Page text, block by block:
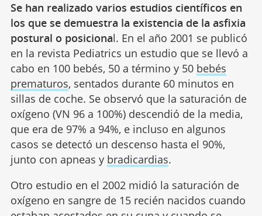
Se han realizado varios estudios científicos en
los que se demuestra la existencia de la asfixia
postural o posicional. En el año 2001 se publicó
en la revista Pediatrics un estudio que se llevó a
cabo en 100 bebés, 50 a término y 50 bebés
prematuros, sentados durante 60 minutos en
sillas de coche. Se observó que la saturación de
oxígeno (VN 96 a 100%) descendió de la media,
que era de 97% a 94%, e incluso en algunos
casos se detectó un descenso hasta el 90%,
junto con apneas y bradicardias.
Otro estudio en el 2002 midió la saturación de
oxígeno en sangre de 15 recién nacidos cuando